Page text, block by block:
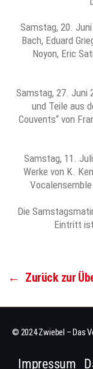
Samstag, 20. Juni
Bach, Eduard
Noyon, Eric
Samstag, 27. Juni
und Teile aus
Couvents“ von
Samstag, 11.
Werke von K.
Die
Eintritt
← Zurück zur
© 2024 Zwiebel – Das
Impressum